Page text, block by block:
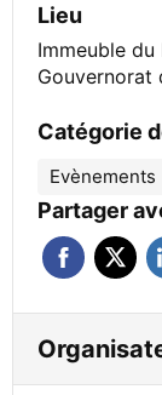
Lieu
Immeuble
Gouvernorat
Catégorie
Evènements
Partager